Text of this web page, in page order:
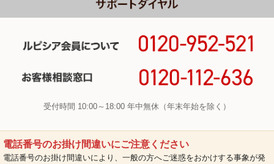
受付時間 10:00～18:00 年中無休（年末年始を除く）
電話番号のお掛け間違いにご注意ください
電話番号のお掛け間違いにより、一般の方へご迷惑をおかけする事象が発